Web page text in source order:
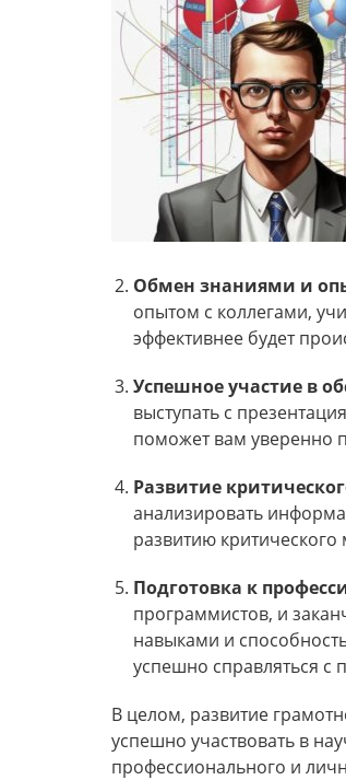
Обмен знаниями и
опытом с коллегами,
эффективнее будет
Успешное участие в
выступать с
поможет вам уверенно
Развитие
анализировать
развитию
Подготовка к
программистов, и
навыками и
успешно справляться
В целом, развитие
успешно участвовать в
профессионального и